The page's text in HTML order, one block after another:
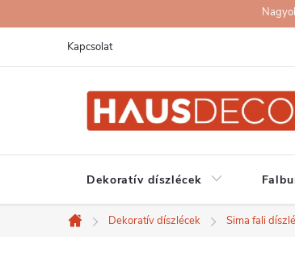
a
Kapcsolat
Dekoratív díszlécek
Kezdőlap
Dekoratív díszlécek Sima fali